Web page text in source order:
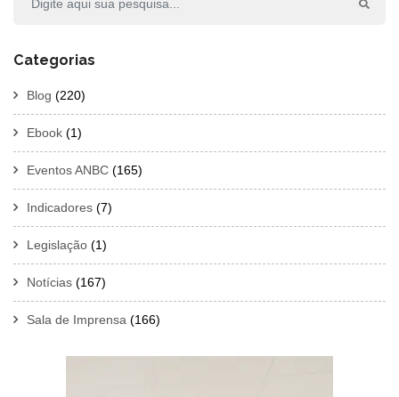
Categorias
Blog (220)
Ebook (1)
Eventos ANBC (165)
Indicadores (7)
Legislação (1)
Notícias (167)
Sala de Imprensa (166)